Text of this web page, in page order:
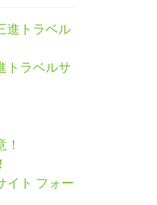
トラベルサ
イト フォー